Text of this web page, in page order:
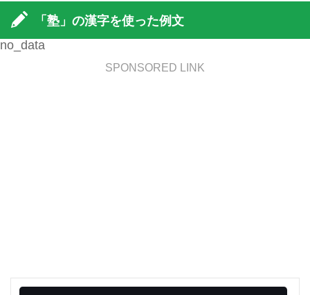
「塾」の漢字を使った例文
no_data
SPONSORED LINK